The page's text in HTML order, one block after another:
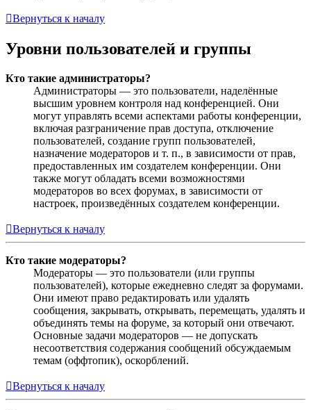
Вернуться к началу
Уровни пользователей и группы
Кто такие администраторы?
Администраторы — это пользователи, наделённые
высшим уровнем контроля над конференцией. Они
могут управлять всеми аспектами работы конференции,
включая разграничение прав доступа, отключение
пользователей, создание групп пользователей,
назначение модераторов и т. п., в зависимости от прав,
предоставленных им создателем конференции. Они
также могут обладать всеми возможностями
модераторов во всех форумах, в зависимости от
настроек, произведённых создателем конференции.
Вернуться к началу
Кто такие модераторы?
Модераторы — это пользователи (или группы
пользователей), которые ежедневно следят за форумами.
Они имеют право редактировать или удалять
сообщения, закрывать, открывать, перемещать, удалять и
объединять темы на форуме, за который они отвечают.
Основные задачи модераторов — не допускать
несоответствия содержания сообщений обсуждаемым
темам (оффтопик), оскорблений.
Вернуться к началу